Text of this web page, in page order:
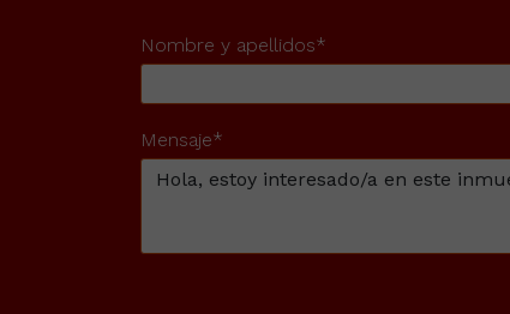
Nombre y apellidos*
Mensaje*